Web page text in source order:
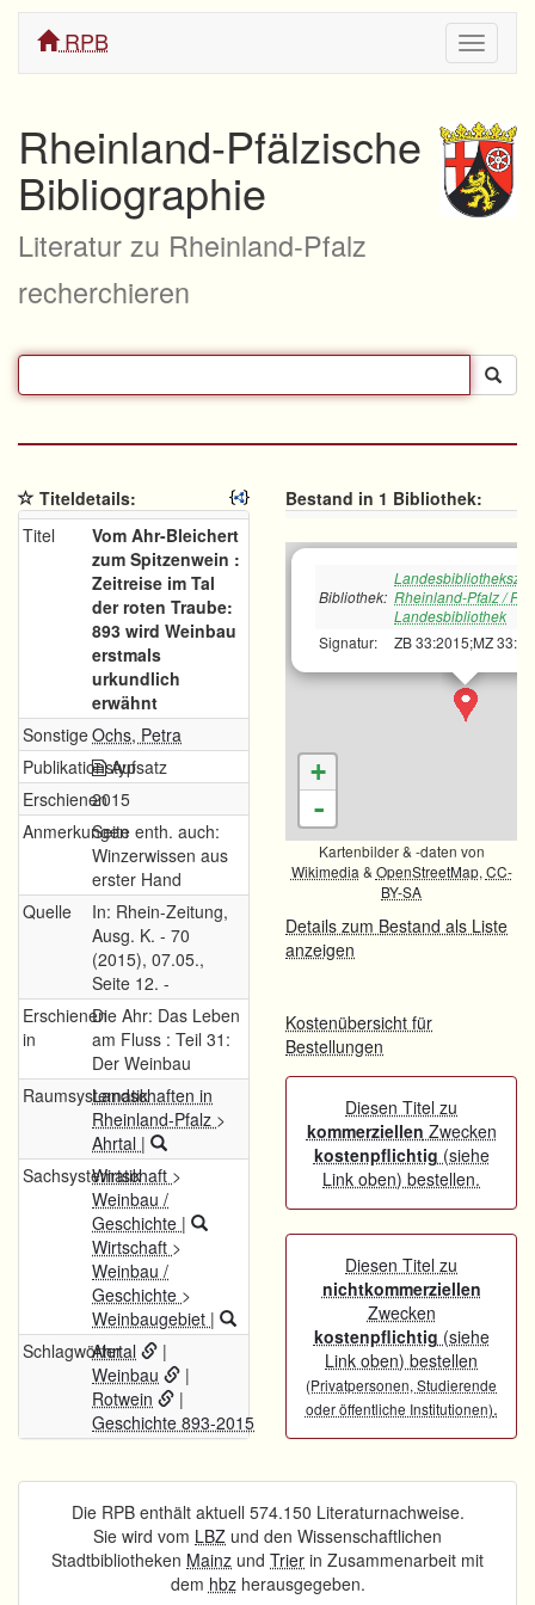
ein/
RPB
Rheinland-Pfälzische
Bibliographie
Literatur zu Rheinland-Pfalz
recherchieren
Titeldetails:
Titel
Vom Ahr-Bleichert
zum Spitzenwein :
Zeitreise im Tal
der roten Traube:
893 wird Weinbau
erstmals
urkundlich
erwähnt
SonstigeOchs, Petra
PublikationstypAufsatz
Erschienen2015
AnmerkungenSeite enth. auch:
Winzerwissen aus
erster Hand
Quelle
In: Rhein-Zeitung,
Ausg. K. - 70
(2015), 07.05.,
Seite 12. -
Erschienen
in
Die Ahr: Das Leben
am Fluss : Teil 31:
Der Weinbau
RaumsystematikLandschaften in
Rheinland-Pfalz >
Ahrtal |
Sachsystematik
Wirtschaft >
Weinbau /
Geschichte |
Wirtschaft >
Weinbau /
Geschichte >
Weinbaugebiet |
Schlagwörter
Ahrtal
|
Weinbau
|
Rotwein
|
Geschichte 893-2015
Bestand in 1 Bibliothek:
Bibliothek: Rheinland-Pfalz /
Landesbibliothek
Signatur:
ZB 33:2015;MZ
+
-
Kartenbilder & -daten von
Wikimedia & OpenStreetMap, CC-
BY-SA
Details zum Bestand als Liste
anzeigen
Kostenübersicht für
Bestellungen
Diesen Titel zu
kommerziellen Zwecken
kostenpflichtig (siehe
Link oben) bestellen.
Diesen Titel zu
nichtkommerziellen
Zwecken
kostenpflichtig (siehe
Link oben) bestellen
(Privatpersonen, Studierende
oder öffentliche Institutionen).
Die RPB enthält aktuell 574.150 Literaturnachweise.
Sie wird vom LBZ und den Wissenschaftlichen
Stadtbibliotheken Mainz und Trier in Zusammenarbeit mit
dem hbzherausgegeben.